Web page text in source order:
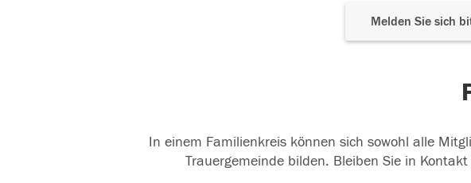
Melden Sie sich
In einem Familienkreis können sich sowohl alle
Trauergemeinde bilden. Bleiben Sie in